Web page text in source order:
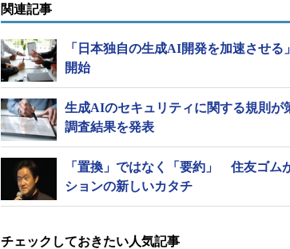
関連記事
「日本独自の生成AI開発を加速させ
開始
生成AIのセキュリティに関する規則
調査結果を発表
「置換」ではなく「要約」 住友ゴム
ションの新しいカタチ
チェックしておきたい人気記事